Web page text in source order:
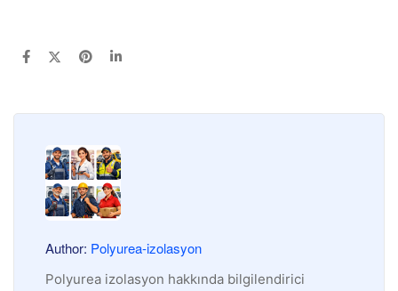
Author: Polyurea-izolasyon
Polyurea izolasyon hakkında bilgilendirici